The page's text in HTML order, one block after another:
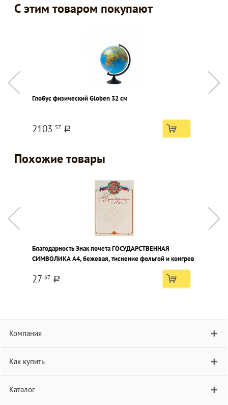
С этим товаром покупают
Глобус физический Globen 32 см
2103 57 a
Похожие товары
Благодарность Знак почета ГОСУДАРСТВЕННАЯ
СИМВОЛИКА А4, бежевая, тиснение фольгой и конгрев
27 67 a
Компания
Как купить
Каталог